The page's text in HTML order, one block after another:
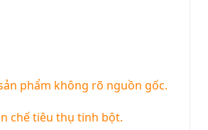
phẩm không rõ nguồn gốc.
chế tiêu thụ tinh bột.